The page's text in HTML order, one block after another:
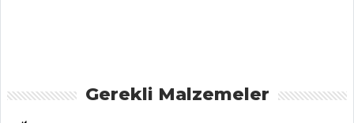
KategorilerGerekli Malzemeler